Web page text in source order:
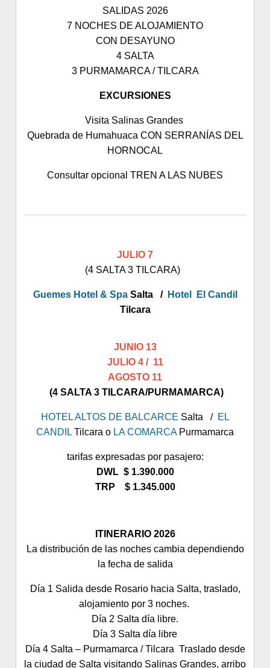
SALIDAS 2026
7 NOCHES DE ALOJAMIENTO
CON DESAYUNO
4 SALTA
3 PURMAMARCA / TILCARA
EXCURSIONES
Visita Salinas Grandes
Quebrada de Humahuaca CON SERRANÍAS DEL
HORNOCAL
Consultar opcional TREN A LAS NUBES
JULIO 7
(4 SALTA 3 TILCARA)
Guemes Hotel & SpaSalta / Hotel El Candil
Tilcara
JUNIO 13
JULIO 4 / 11
AGOSTO 11
(4 SALTA 3 TILCARA/PURMAMARCA)
HOTEL ALTOS DE BALCARCE Salta / EL
CANDIL Tilcara o LA COMARCAPurmamarca
tarifas expresadas por pasajero:
DWL $ 1.390.000
TRP $ 1.345.000
ITINERARIO 2026
La distribución de las noches cambia dependiendo
la fecha de salida
Día 1 Salida desde Rosario hacia Salta, traslado,
alojamiento por 3 noches.
Día 2 Salta día libre.
Día 3 Salta día libre
Día 4 Salta – Purmamarca / Tilcara Traslado desde
la ciudad de Salta visitando Salinas Grandes, arribo